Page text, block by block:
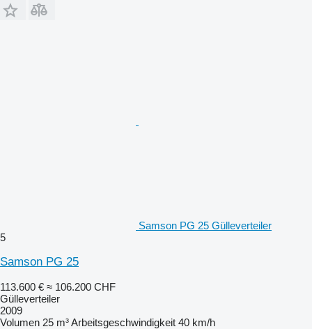
Samson PG 25 Gülleverteiler
5
Samson PG 25
113.600 € ≈ 106.200 CHF
Gülleverteiler
2009
Volumen 25 m³Arbeitsgeschwindigkeit 40 km/h